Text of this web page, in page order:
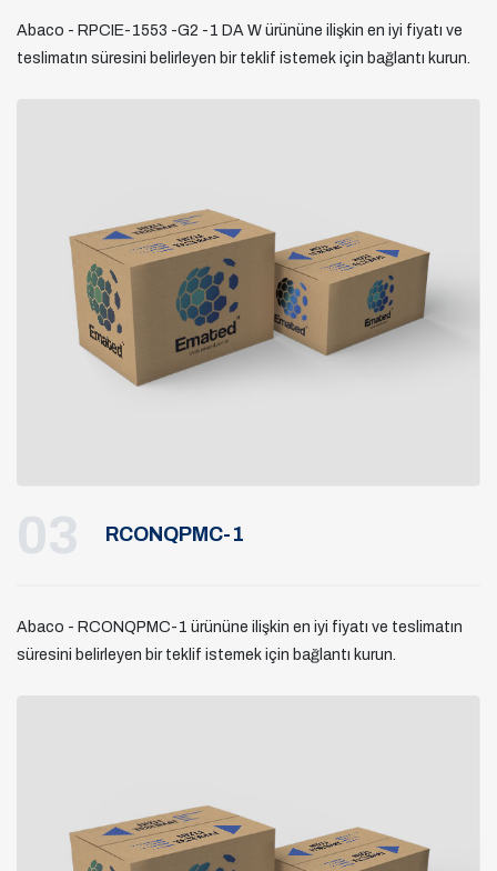
Abaco - RPCIE-1553 -G2 -1 DA W ürününe ilişkin en iyi fiyatı ve
teslimatın süresini belirleyen bir teklif istemek için bağlantı kurun.
03 RCONQPMC-1
Abaco - RCONQPMC-1 ürününe ilişkin en iyi fiyatı ve teslimatın
süresini belirleyen bir teklif istemek için bağlantı kurun.